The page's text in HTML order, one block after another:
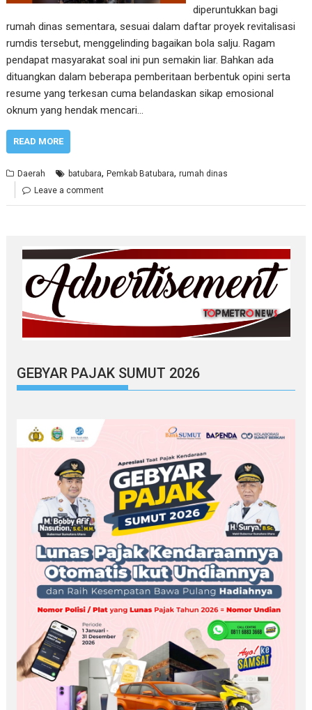
diperuntukkan bagi
rumah dinas sementara, sesuai dalam daftar proyek revitalisasi
rumdis tersebut, menggelinding bagaikan bola salju. Ragam
pendapat masyarakat soal ini pun semakin liar. Bahkan ada
dituangkan dalam beberapa pemberitaan berbentuk opini serta
resume yang terkesan cuma belandaskan sikap emosional
oknum yang hendak mencari…
READ MORE
Daerah batubara,Pemkab Batubara,rumah dinas
Leave a comment
GEBYAR PAJAK SUMUT 2026